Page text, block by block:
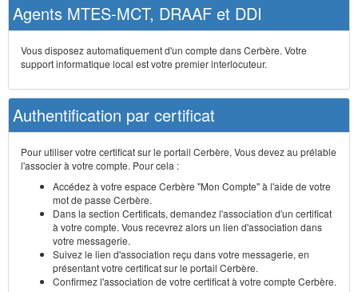
Agents MTES-MCT, DRAAF et DDI
Vous disposez automatiquement d'un compte dans Cerbère. Votre
support informatique local est votre premier interlocuteur.
Authentification par certificat
Pour utiliser votre certificat sur le portail Cerbère, Vous devez au prélable
l'associer à votre compte. Pour cela :
Accédez à votre espace Cerbère "Mon Compte" à l'aide de votre
mot de passe Cerbère.
Dans la section Certificats, demandez l'association d'un certificat
à votre compte. Vous recevrez alors un lien d'association dans
votre messagerie.
Suivez le lien d'association reçu dans votre messagerie, en
présentant votre certificat sur le portail Cerbère.
Confirmez l'association de votre certificat à votre compte Cerbère.